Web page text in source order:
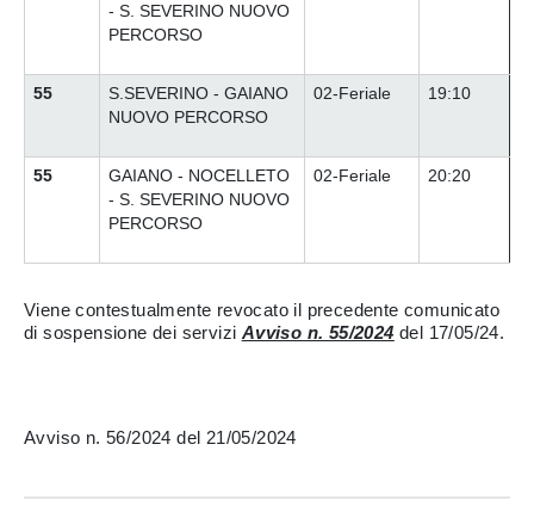
- S. SEVERINO NUOVO
PERCORSO
55
S.SEVERINO - GAIANO
NUOVO PERCORSO
02-Feriale 19:10
55
GAIANO - NOCELLETO
- S. SEVERINO NUOVO
PERCORSO
02-Feriale 20:20
Viene contestualmente revocato il precedente comunicato
di sospensione dei servizi Avviso n. 55/2024 del 17/05/24.
Avviso n. 56/2024 del 21/05/2024